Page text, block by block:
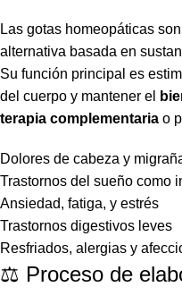
Las gotas homeopáticas
alternativa basada en
Su función principal es
del cuerpo y mantener el
terapia complementaria o
Dolores de cabeza y
Trastornos del sueño como
Ansiedad, fatiga, y estrés
Trastornos digestivos leves
Resfriados, alergias y
⚖️ Proceso de